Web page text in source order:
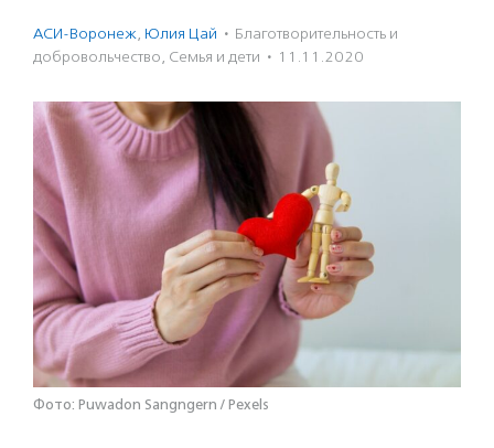
АСИ-Воронеж, Юлия Цай · Благотвори­тель­ность и
доброволь­чест­во, Семья и дети · 11.11.2020
Фото: Puwadon Sangngern / Pexels